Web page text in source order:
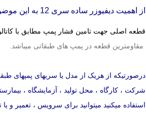
از اهمیت دیفیوزر ساده سری 12 به این موضوع میتوان اشاره کرد که :
قطعه اصلی جهت تامین فشار پمپ مطابق با
مقاومترین قطعه در پمپ های طبقاتی میباشد.
درصورتیکه از هریک از مدل یا سریهای پمپهای
شرکت ، کارگاه ، محل تولید ، آزمایشگاه ،
استفاده میکنید میتوانید برای سرویس ، تعمیر